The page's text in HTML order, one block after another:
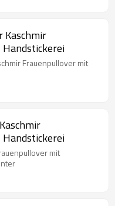
Kaschmir
Frauenpullover mit
mit